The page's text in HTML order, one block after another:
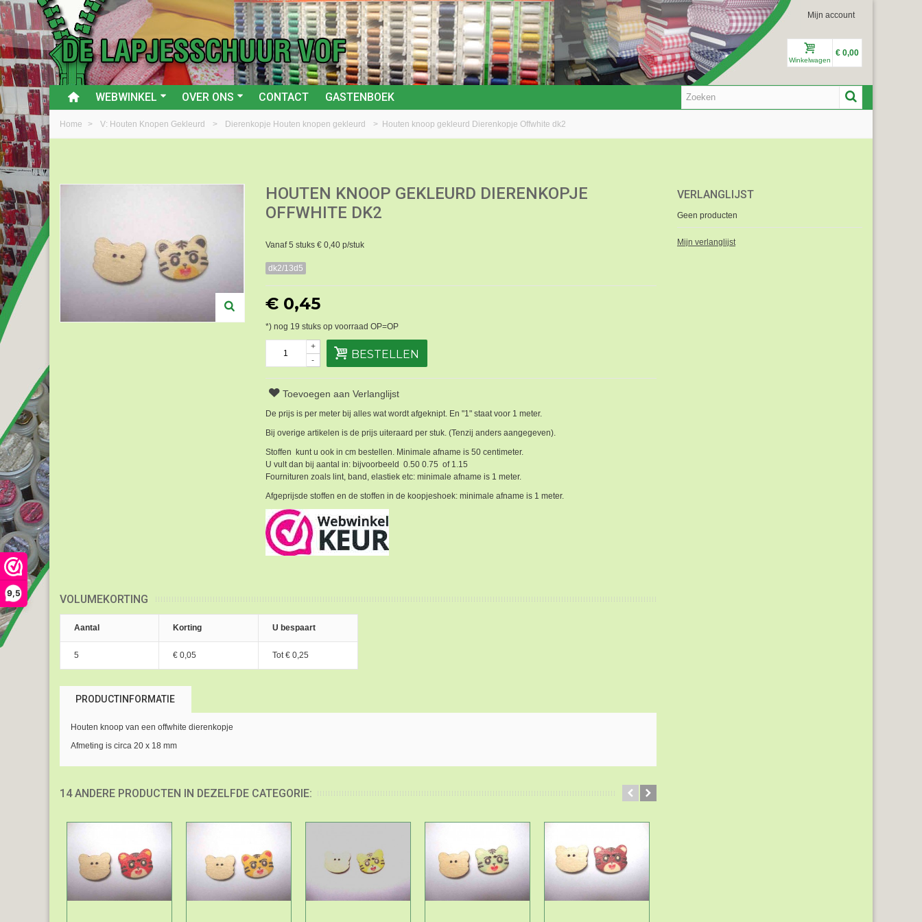
9,5
Mijn account
Winkelwagen
€ 0,00
WEBWINKEL OVER ONS CONTACT GASTENBOEK
Home > V: Houten Knopen Gekleurd > Dierenkopje Houten knopen gekleurd > Houten knoop gekleurd Dierenkopje Offwhite dk2
HOUTEN KNOOP GEKLEURD DIERENKOPJE
OFFWHITE DK2
Vanaf 5 stuks € 0,40 p/stuk
dk2/13d5
€ 0,45
*) nog 19 stuks op voorraad OP=OP
-
+
BESTELLEN
Toevoegen aan Verlanglijst
De prijs is per meter bij alles wat wordt afgeknipt. En "1" staat voor 1 meter.
Bij overige artikelen is de prijs uiteraard per stuk. (Tenzij anders aangegeven).
Stoffen kunt u ook in cm bestellen. Minimale afname is 50 centimeter.
U vult dan bij aantal in: bijvoorbeeld 0.50 0.75 of 1.15
Fournituren zoals lint, band, elastiek etc: minimale afname is 1 meter.
Afgeprijsde stoffen en de stoffen in de koopjeshoek: minimale afname is 1 meter.
VOLUMEKORTING
Aantal Korting U bespaart
5 € 0,05 Tot€ 0,25
PRODUCTINFORMATIE
Houten knoop van een offwhite dierenkopje
Afmeting is circa 20 x 18 mm
14 ANDERE PRODUCTEN IN DEZELFDE CATEGORIE:
VERLANGLIJST
Geen producten
Mijn verlanglijst